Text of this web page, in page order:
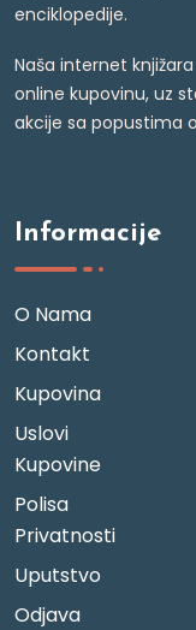
enciklopedije.
Naša internet
online kupovinu, uz
akcije sa popustima
Informacije
O Nama
Kontakt
Kupovina
Uslovi
Kupovine
Polisa
Privatnosti
Uputstvo
Odjava